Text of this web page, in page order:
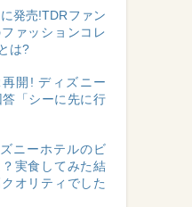
発売!TDRファン
ァッションコレ
は?
再開! ディズニー
「シーに先に行
ズニーホテルのビ
実食してみた結
オリティでした